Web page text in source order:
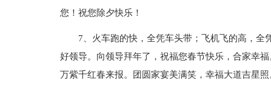
您！祝您除夕快乐！
7、火车跑的快，全凭车头带；飞机飞的高，
好领导。向领导拜年了，祝福您春节快乐，合家幸
万紫千红春来报。团圆家宴美满笑，幸福大道吉星